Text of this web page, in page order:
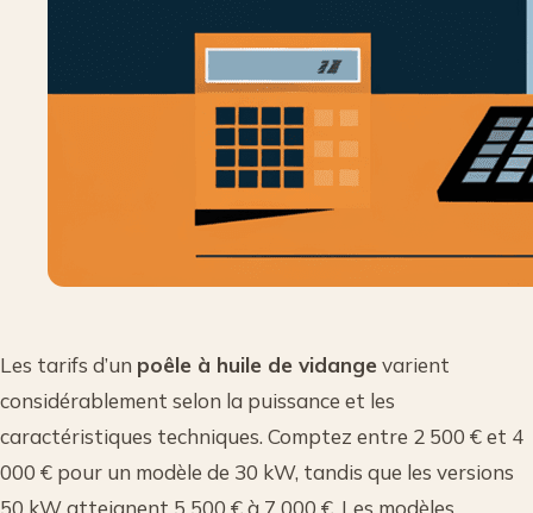
Les tarifs d’un poêle à huile de vidangevarient
considérablement selon la puissance et les
caractéristiques techniques. Comptez entre 2 500 € et 4
000 € pour un modèle de 30 kW, tandis que les versions
50 kW atteignent 5 500 € à 7 000 €. Les modèles